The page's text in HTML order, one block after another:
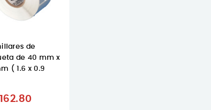
de
de 40 mm x
( 1.6 x 0.9